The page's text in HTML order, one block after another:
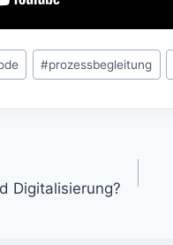
#prozessbegleitung
Digitalisierung?